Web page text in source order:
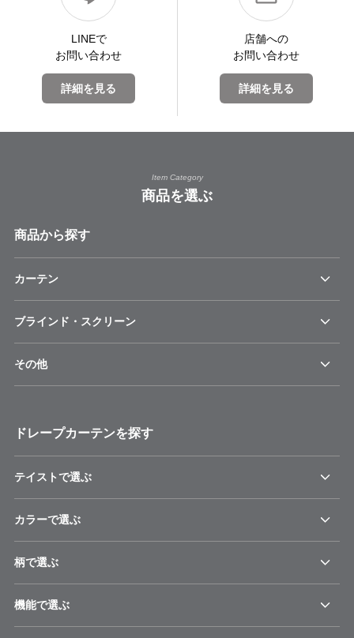
LINEで
お問い合わせ
詳細を見る
店舗への
お問い合わせ
詳細を見る
Item Category
商品を選ぶ
商品から探す
カーテン
ブラインド・スクリーン
その他
ドレープカーテンを探す
テイストで選ぶ
カラーで選ぶ
柄で選ぶ
機能で選ぶ